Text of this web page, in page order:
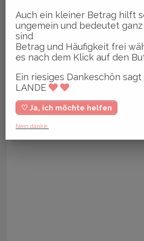
Auch ein kleiner Betrag hilft
ungemein und bedeutet ganz
sind
Betrag und Häufigkeit frei
es nach dem Klick auf den
Ein riesiges Dankeschön sagt
LANDE
♡ Ja, ich möchte helfen
Nein danke.